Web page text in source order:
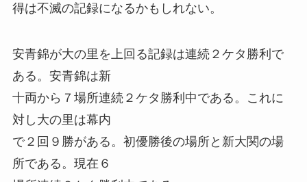
得は不滅の記録になるかもしれない。
安青錦が大の里を上回る記録は連続２ケタ勝利で
ある。安青錦は新
十両から７場所連続２ケタ勝利中である。これに
対し大の里は幕内
で２回９勝がある。初優勝後の場所と新大関の場
所である。現在６